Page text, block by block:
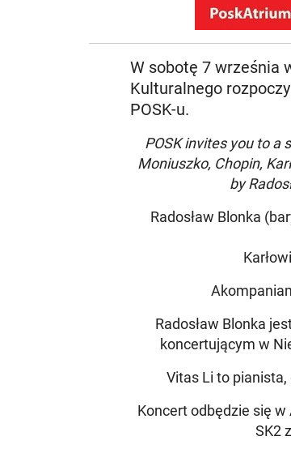
W sobotę 7 września
Kulturalnego
POSK-u.
POSK invites you to a
Moniuszko, Chopin,
by
Radosław Blonka
Radosław Blonka
koncertującym w
Vitas Li to
Koncert odbędzie się
SK2